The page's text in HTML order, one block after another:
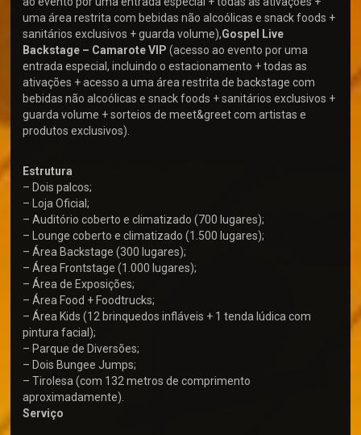
uma área restrita com bebidas não alcoólicas e snack foods +
sanitários exclusivos + guarda volume),Gospel Live
Backstage – Camarote VIP(acesso ao evento por uma
entrada especial, incluindo o estacionamento + todas as
ativações + acesso a uma área restrita de backstage com
bebidas não alcoólicas e snack foods + sanitários exclusivos +
guarda volume + sorteios de meet&greet com artistas e
produtos exclusivos).
Estrutura
– Dois palcos;
– Loja Oficial;
– Auditório coberto e climatizado (700 lugares);
– Lounge coberto e climatizado (1.500 lugares);
– Área Backstage (300 lugares);
– Área Frontstage (1.000 lugares);
– Área de Exposições;
– Área Food + Foodtrucks;
– Área Kids (12 brinquedos infláveis + 1 tenda lúdica com
pintura facial);
– Parque de Diversões;
– Dois Bungee Jumps;
– Tirolesa (com 132 metros de comprimento
aproximadamente).
Serviço